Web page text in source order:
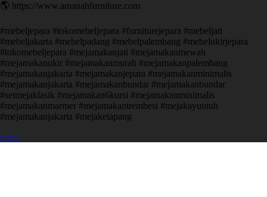
🌎 https://www.amanahfurniture.com
#mebeljepara #tokomebeljepara #furniturejepara #mebeljati
#mebeljakarta #mebelpadang #mebelpalembang #mebelukirjepara
#tokomebeljepara #mejamakanjati #mejamakanmewah
#mejamakanukir #mejamakanmurah #mejamakanpalembang
#mejamakanjakarta #mejamakanjepara #mejamakanminimalis
#mejamakanjakarta #mejamakanbundar #mejamakanbundar
#setmejaklasik #mejamakan6kursi #mejamakanminimalis
#mejamakanmarmer #mejamakantrembesi #mejakayuutuh
#mejamakanjakarta #mejaketapang
Open